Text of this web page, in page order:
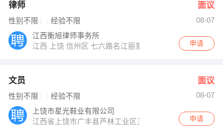
律师 面议
性别不限 经验不限
08-07
江西衡旭律师事务所
江西 上饶 信州区 七六路名江丽景花园C区三楼
申请
文员 面议
性别不限 经验不限
08-07
上饶市星光鞋业有限公司
江西省上饶市广丰县芦林工业区三维路
申请